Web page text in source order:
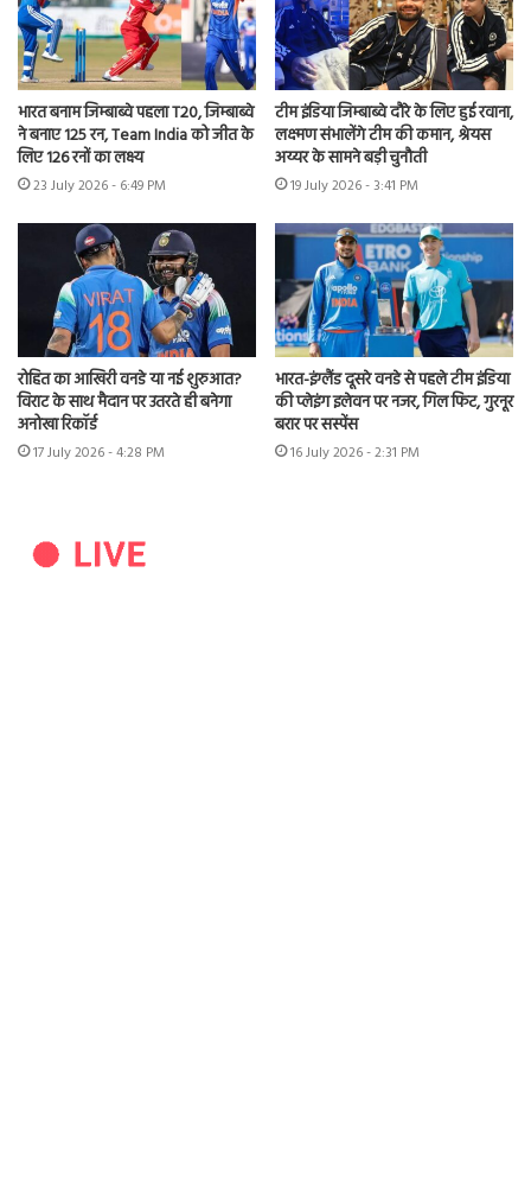
भारत बनाम जिम्बाब्वे पहला T20, जिम्बाब्वे
ने बनाए 125 रन, Team India को जीत के
लिए 126 रनों का लक्ष्य
23 July 2026 - 6:49 PM
टीम इंडिया जिम्बाब्वे दौरे के लिए हुई रवाना,
लक्ष्मण संभालेंगे टीम की कमान, श्रेयस
अय्यर के सामने बड़ी चुनौती
19 July 2026 - 3:41 PM
रोहित का आखिरी वनडे या नई शुरुआत?
विराट के साथ मैदान पर उतरते ही बनेगा
अनोखा रिकॉर्ड
17 July 2026 - 4:28 PM
भारत-इंग्लैंड दूसरे वनडे से पहले टीम इंडिया
की प्लेइंग इलेवन पर नजर, गिल फिट, गुरनूर
बरार पर सस्पेंस
16 July 2026 - 2:31 PM